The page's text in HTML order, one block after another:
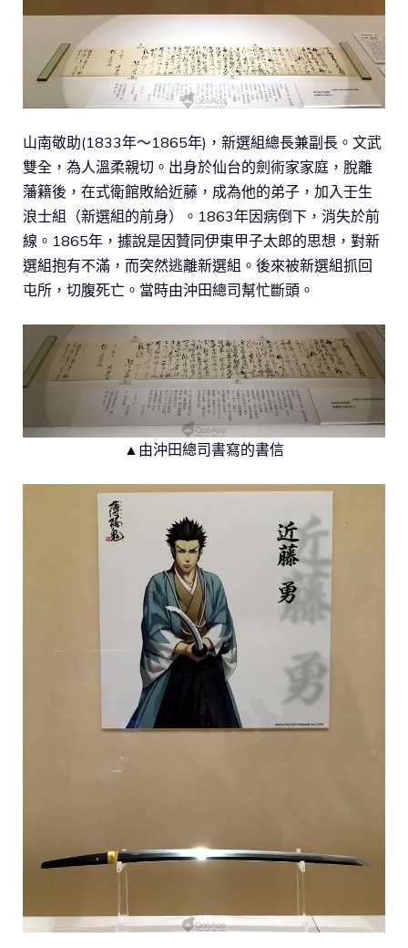
山南敬助(1833年～1865年)，新選組總長兼副長。文武
雙全，為人溫柔親切。出身於仙台的劍術家家庭，脫離
藩籍後，在式衛館敗給近藤，成為他的弟子，加入壬生
浪士組（新選組的前身）。1863年因病倒下，消失於前
線。1865年，據說是因贊同伊東甲子太郎的思想，對新
選組抱有不滿，而突然逃離新選組。後來被新選組抓回
屯所，切腹死亡。當時由沖田總司幫忙斷頭。
▲由沖田總司書寫的書信